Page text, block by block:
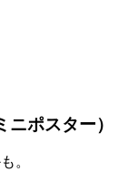
ポスター）
。